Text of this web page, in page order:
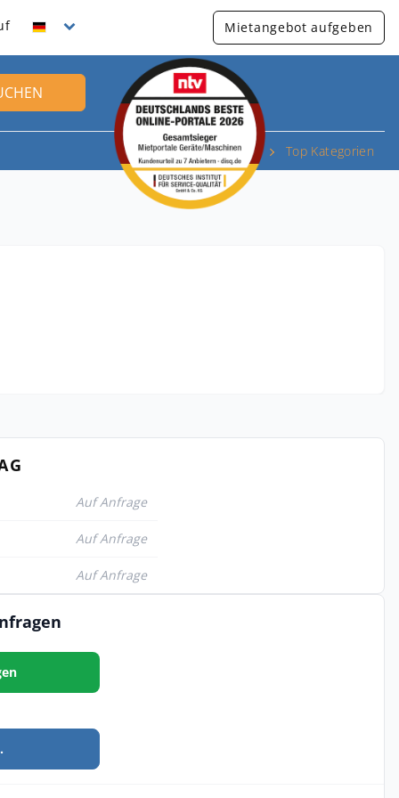
Mietangebot aufgeben
Top Kategorien
Auf Anfrage
Auf Anfrage
Auf Anfrage